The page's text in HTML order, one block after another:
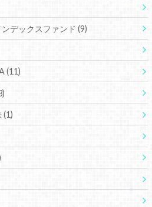
ンデックスファンド(9)
(11)
(1)